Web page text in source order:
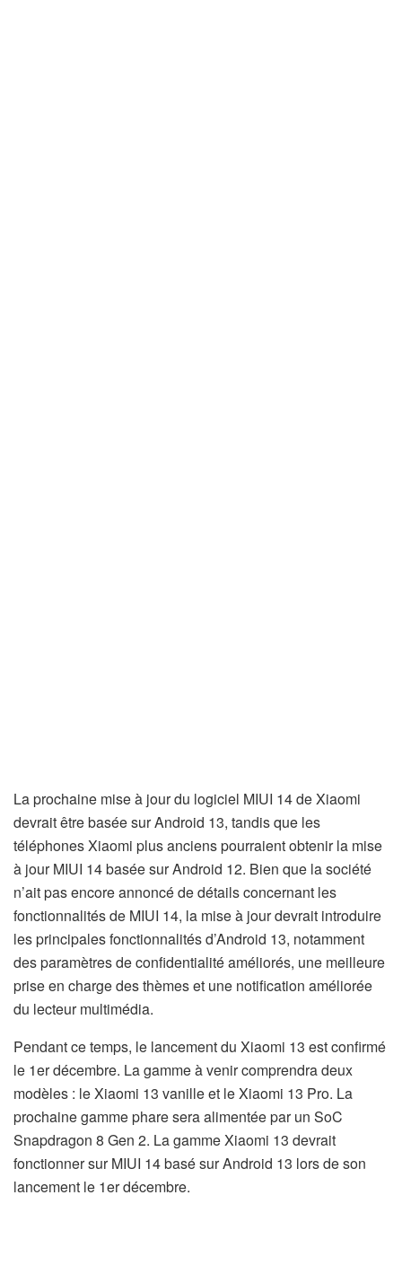
La prochaine mise à jour du logiciel MIUI 14 de Xiaomi
devrait être basée sur Android 13, tandis que les
téléphones Xiaomi plus anciens pourraient obtenir la mise
à jour MIUI 14 basée sur Android 12. Bien que la société
n’ait pas encore annoncé de détails concernant les
fonctionnalités de MIUI 14, la mise à jour devrait introduire
les principales fonctionnalités d’Android 13, notamment
des paramètres de confidentialité améliorés, une meilleure
prise en charge des thèmes et une notification améliorée
du lecteur multimédia.
Pendant ce temps, le lancement du Xiaomi 13 est confirmé
le 1er décembre. La gamme à venir comprendra deux
modèles : le Xiaomi 13 vanille et le Xiaomi 13 Pro. La
prochaine gamme phare sera alimentée par un SoC
Snapdragon 8 Gen 2. La gamme Xiaomi 13 devrait
fonctionner sur MIUI 14 basé sur Android 13 lors de son
lancement le 1er décembre.